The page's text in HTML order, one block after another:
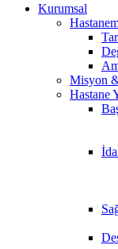
Kurumsal
Misyon
Hastane